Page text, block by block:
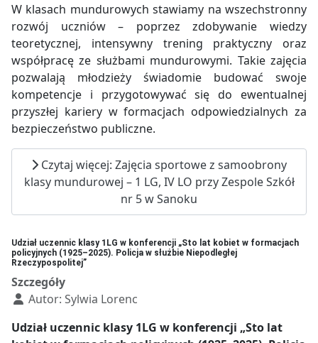
W klasach mundurowych stawiamy na wszechstronny
rozwój uczniów – poprzez zdobywanie wiedzy
teoretycznej, intensywny trening praktyczny oraz
współpracę ze służbami mundurowymi. Takie zajęcia
pozwalają młodzieży świadomie budować swoje
kompetencje i przygotowywać się do ewentualnej
przyszłej kariery w formacjach odpowiedzialnych za
bezpieczeństwo publiczne.
Czytaj więcej: Zajęcia sportowe z samoobrony
klasy mundurowej – 1 LG, IV LO przy Zespole Szkół
nr 5 w Sanoku
Udział uczennic klasy 1LG w konferencji „Sto lat kobiet w formacjach
policyjnych (1925–2025). Policja w służbie Niepodległej
Rzeczypospolitej”
Szczegóły
Autor: Sylwia Lorenc
Udział uczennic klasy 1LG w konferencji „Sto lat